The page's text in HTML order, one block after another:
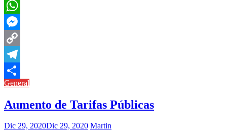
Pinterest
WhatsApp
Messenger
Copy
Link
Telegram
Compartir
General
Aumento de Tarifas Públicas
Dic 29, 2020Dic 29, 2020 Martin